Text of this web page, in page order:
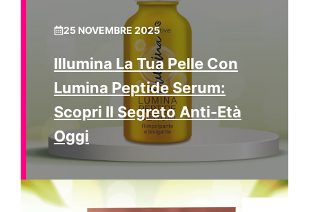
25 NOVEMBRE 2025
Illumina La Tua Pelle Con
Lumina Peptide Serum:
Scopri Il Segreto Anti-Età
Oggi